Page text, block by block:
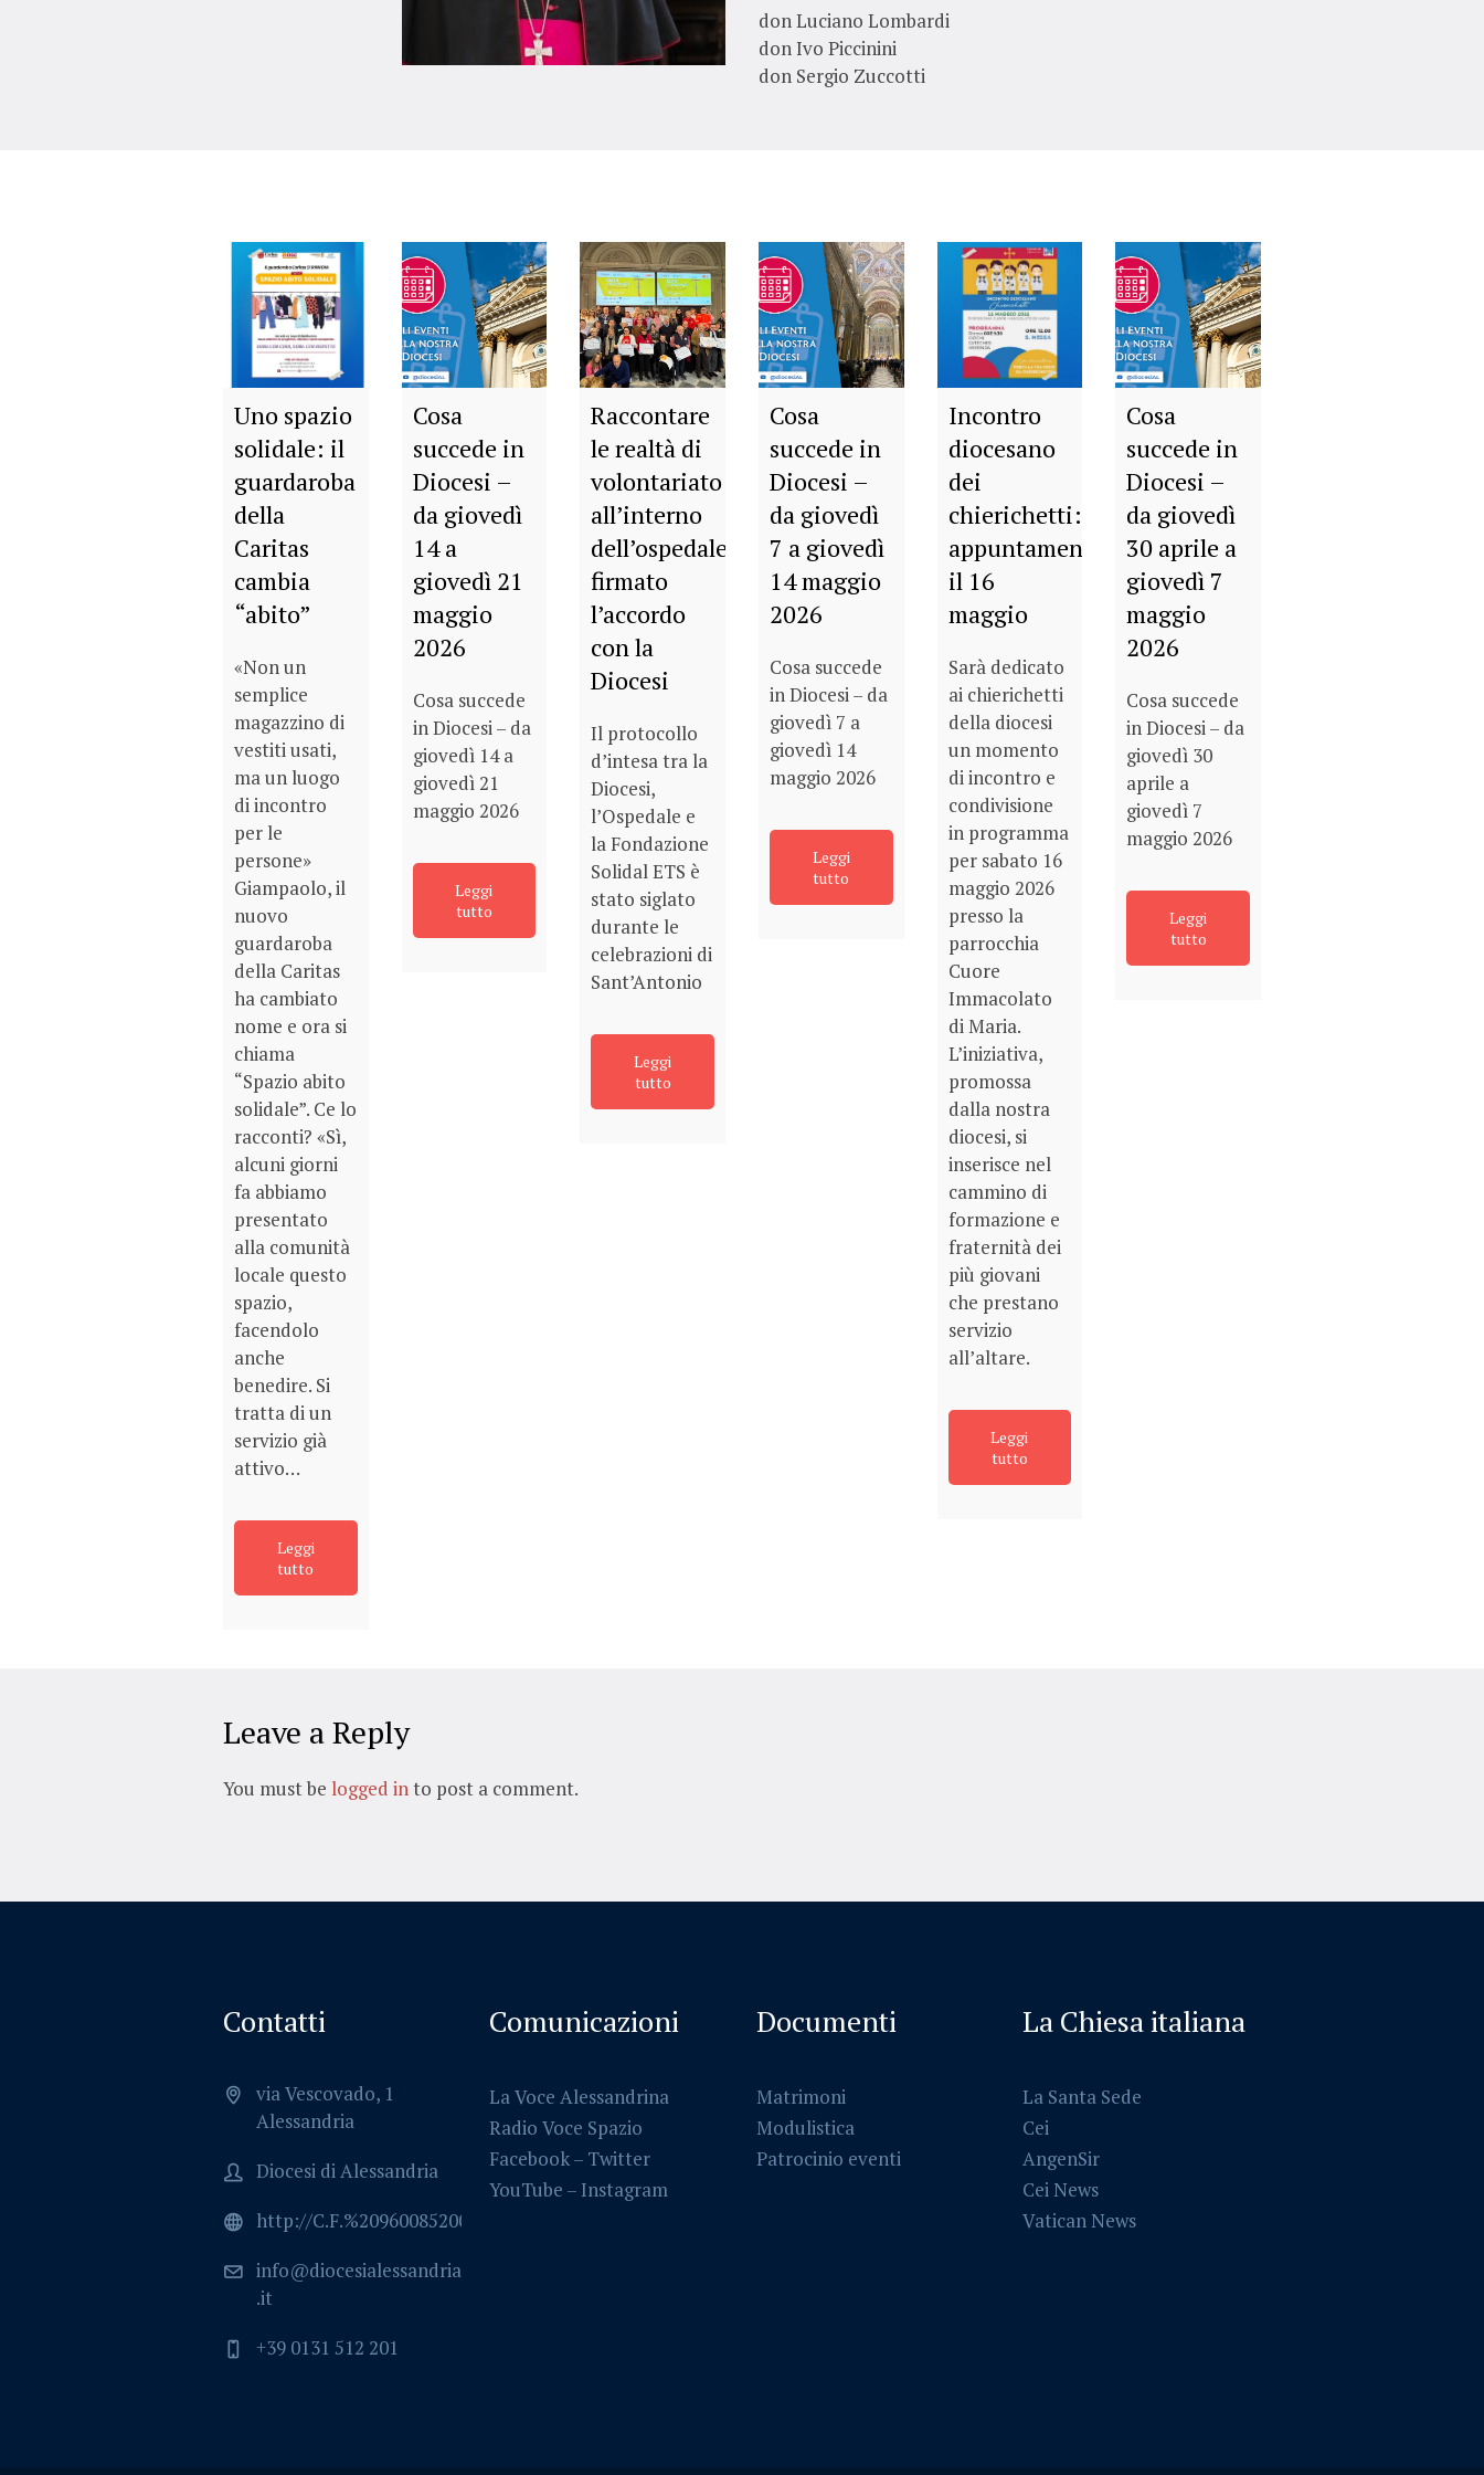
don Luciano Lombardi
don Ivo Piccinini
don Sergio Zuccotti
Uno spazio
solidale: il
guardaroba
della
Caritas
cambia
“abito”
«Non un
semplice
magazzino di
vestiti usati,
ma un luogo
di incontro
per le
persone»
Giampaolo, il
nuovo
guardaroba
della Caritas
ha cambiato
nome e ora si
chiama
“Spazio abito
solidale”. Ce lo
racconti? «Sì,
alcuni giorni
fa abbiamo
presentato
alla comunità
locale questo
spazio,
facendolo
anche
benedire. Si
tratta di un
servizio già
attivo…
Leggi
tutto
Cosa
succede in
Diocesi –
da giovedì
14 a
giovedì 21
maggio
2026
Cosa succede
in Diocesi – da
giovedì 14 a
giovedì 21
maggio 2026
Leggi
tutto
Raccontare
le realtà di
volontariato
all’interno
dell’ospedale:
firmato
l’accordo
con la
Diocesi
Il protocollo
d’intesa tra la
Diocesi,
l’Ospedale e
la Fondazione
Solidal ETS è
stato siglato
durante le
celebrazioni di
Sant’Antonio
Leggi
tutto
Cosa
succede in
Diocesi –
da giovedì
7 a giovedì
14 maggio
2026
Cosa succede
in Diocesi – da
giovedì 7 a
giovedì 14
maggio 2026
Leggi
tutto
Incontro
diocesano
dei
chierichetti:
appuntamento
il 16
maggio
Sarà dedicato
ai chierichetti
della diocesi
un momento
di incontro e
condivisione
in programma
per sabato 16
maggio 2026
presso la
parrocchia
Cuore
Immacolato
di Maria.
L’iniziativa,
promossa
dalla nostra
diocesi, si
inserisce nel
cammino di
formazione e
fraternità dei
più giovani
che prestano
servizio
all’altare.
Leggi
tutto
Cosa
succede in
Diocesi –
da giovedì
30 aprile a
giovedì 7
maggio
2026
Cosa succede
in Diocesi – da
giovedì 30
aprile a
giovedì 7
maggio 2026
Leggi
tutto
Leave a Reply
You must be logged into post a comment.
Contatti
via Vescovado, 1
Alessandria
Diocesi di Alessandria
http://C.F.%2096008520064
info@diocesialessandria
.it
+39 0131 512 201
Comunicazioni
La Voce Alessandrina
Radio Voce Spazio
Facebook– Twitter
YouTube – Instagram
Documenti
Matrimoni
Modulistica
Patrocinio eventi
La Chiesa italiana
La Santa Sede
Cei
AngenSir
Cei News
Vatican News